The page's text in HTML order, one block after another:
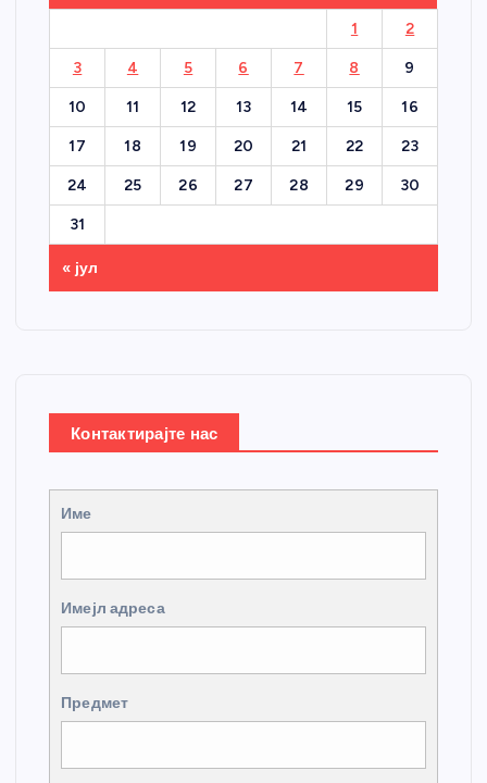
1 2
3 4 5 6 7 8 9
10 11 12 13 14 15 16
17 18 19 20 21 22 23
24 25 26 27 28 29 30
31
« јул
Контактирајте нас
Име
Имејл адреса
Предмет